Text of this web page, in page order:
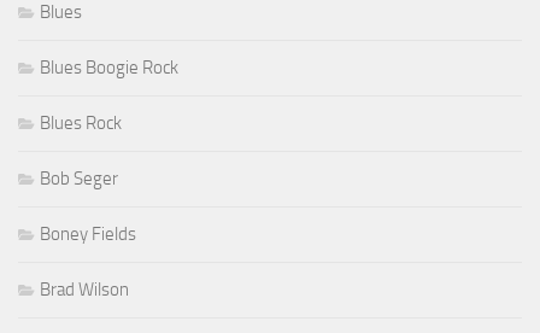
Blues
Blues Boogie Rock
Blues Rock
Bob Seger
Boney Fields
Brad Wilson